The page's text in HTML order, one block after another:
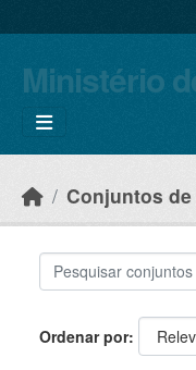
Ministério
Conjuntos
Ordenar por